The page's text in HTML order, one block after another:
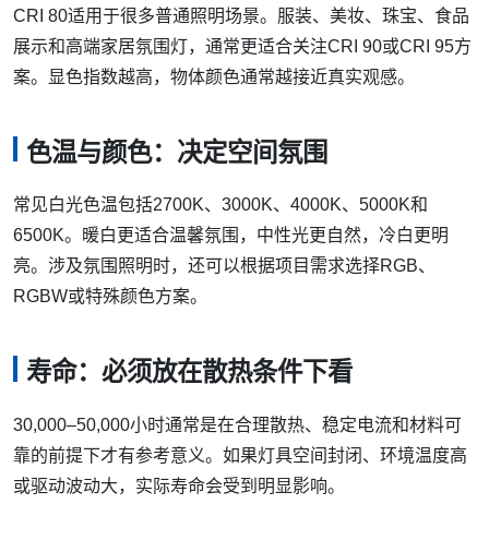
CRI 80适用于很多普通照明场景。服装、美妆、珠宝、食品
展示和高端家居氛围灯，通常更适合关注CRI 90或CRI 95方
案。显色指数越高，物体颜色通常越接近真实观感。
色温与颜色：决定空间氛围
常见白光色温包括2700K、3000K、4000K、5000K和
6500K。暖白更适合温馨氛围，中性光更自然，冷白更明
亮。涉及氛围照明时，还可以根据项目需求选择RGB、
RGBW或特殊颜色方案。
寿命：必须放在散热条件下看
30,000–50,000小时通常是在合理散热、稳定电流和材料可
靠的前提下才有参考意义。如果灯具空间封闭、环境温度高
或驱动波动大，实际寿命会受到明显影响。